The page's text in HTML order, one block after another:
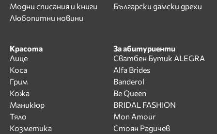
Модни списания и книги
Любопитни новини
Български дамски дрехи
Красота
Лице
Коса
Грим
Кожа
Маникюр
Тяло
Козметика
За абитуриенти
Сватбен Бутик ALEGRA
Alfa Brides
Banderol
Be Queen
BRIDAL FASHION
Mon Amour
Стоян Радичев